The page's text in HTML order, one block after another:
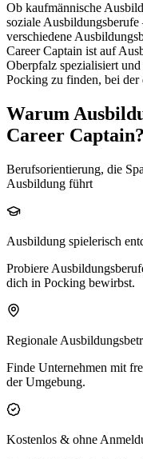
Ob kaufmännische
soziale Ausbildungsberufe
verschiedene
Career Captain ist auf
Oberpfalz spezialisiert
Pocking zu finden, bei
Warum
Career Captain?
Berufsorientierung, die
Ausbildung führt
Ausbildung spielerisch
Probiere
dich in Pocking bewirbst.
Regionale
Finde Unternehmen mit
der Umgebung.
Kostenlos & ohne